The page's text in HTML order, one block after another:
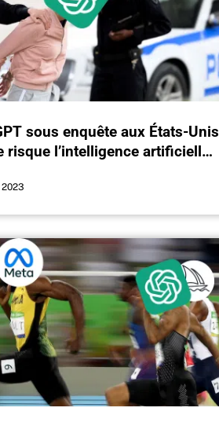
sous enquête aux États-Unis
risque l’intelligence artificielle